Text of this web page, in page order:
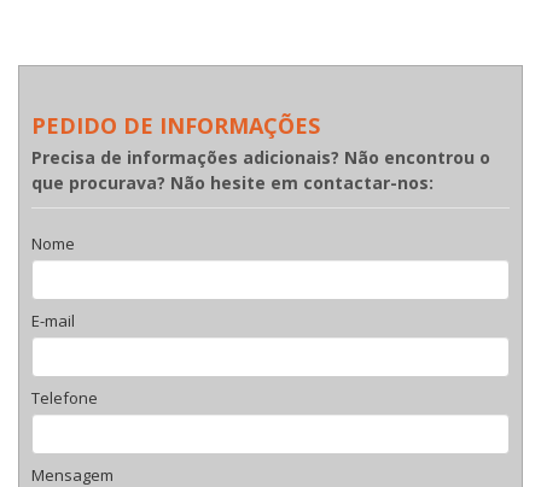
PEDIDO DE INFORMAÇÕES
Precisa de informações adicionais? Não encontrou o
que procurava? Não hesite em contactar-nos:
Nome
E-mail
Telefone
Mensagem